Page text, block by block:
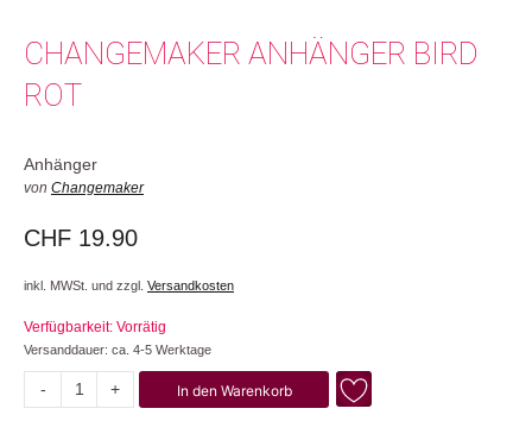
CHANGEMAKER ANHÄNGER BIRD
ROT
Anhänger
von Changemaker
CHF 19.90
inkl. MWSt. und zzgl. Versandkosten
Verfügbarkeit: Vorrätig
Versanddauer: ca. 4-5 Werktage
- + In den Warenkorb